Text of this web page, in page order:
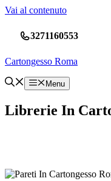
Vai al contenuto
3271160553
Cartongesso Roma
Menu
Librerie In